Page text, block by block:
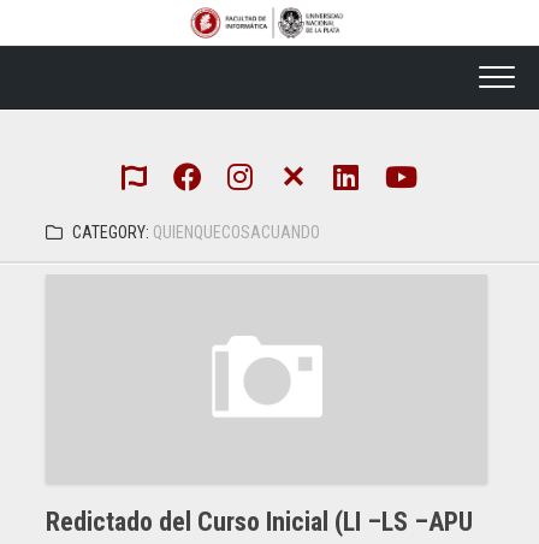
CATEGORY: QUIENQUECOSACUANDO
Redictado del Curso Inicial (LI –LS –APU